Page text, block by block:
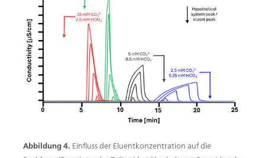
Abbildung 4. Einfluss der Eluentkonzentration auf die